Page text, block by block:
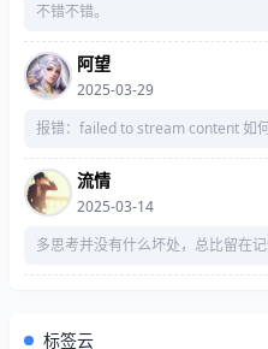
不错不错。
阿望
2025-03-29
报错
流情
2025-03-14
多思考并没有什么坏处，总比留在
标签云